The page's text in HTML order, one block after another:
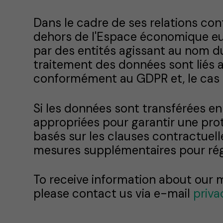
Dans le cadre de ses relations
dehors de l'Espace économique
par des entités agissant au nom
traitement des données sont
conformément au GDPR et, le
Si les données sont transférées
appropriées pour garantir une
basés sur les clauses
mesures supplémentaires pour
To receive information about our
please contact us via e-mail